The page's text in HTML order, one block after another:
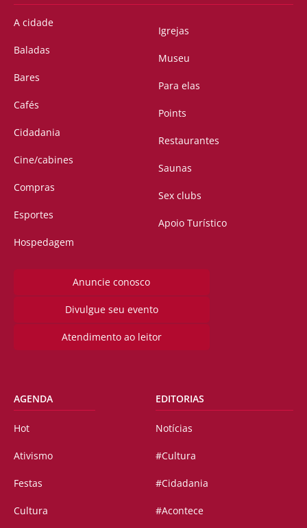
A cidade
Baladas
Bares
Cafés
Cidadania
Cine/cabines
Compras
Esportes
Hospedagem
Igrejas
Museu
Para elas
Points
Restaurantes
Saunas
Sex clubs
Apoio Turístico
Anuncie conosco
Divulgue seu evento
Atendimento ao leitor
AGENDA
Hot
Ativismo
Festas
Cultura
EDITORIAS
Notícias
#Cultura
#Cidadania
#Acontece